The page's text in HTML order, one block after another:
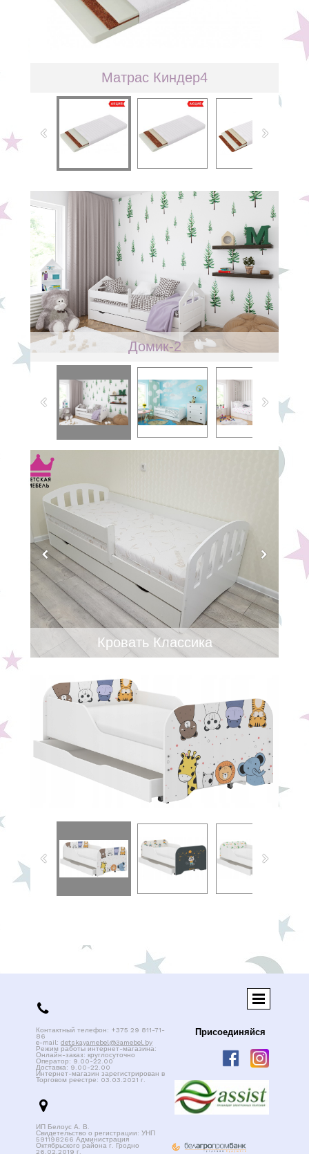
Кровать Классика
Домик-2
Матрас Киндер4


Присоединяйся
Контактный телефон: +375 29 811-71-
86
e-mail: detskayamebel@3amebel.by
Режим работы интернет-магазина:
Онлайн-заказ: круглосуточно
Оператор: 9.00-22.00
Доставка: 9.00-22.00
Интернет-магазин зарегистрирован в
Торговом реестре: 03.03.2021 г.
ИП Белоус А. В.
Свидетельство о регистрации: УНП
591198266 Администрация
Октябрьского района г. Гродно
26.02.2019 г.